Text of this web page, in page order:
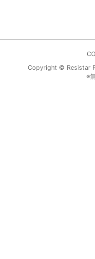
Copyright © Resistar
※